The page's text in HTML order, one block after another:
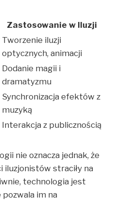
Zastosowanie w Iluzji
Tworzenie iluzji
optycznych, animacji
Dodanie magii i
dramatyzmu
Synchronizacja efektów z
muzyką
Interakcja z publicznością
nie oznacza jednak, że
straciły na
technologia jest
im na